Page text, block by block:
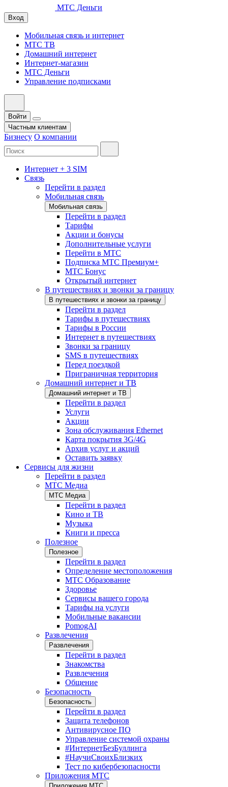
МТС Деньги
Вход
Мобильная связь и интернет
МТС ТВ
Домашний интернет
Интернет-магазин
МТС Деньги
Управление подписками
Войти
Частным клиентам
Бизнесу О компании
Интернет + 3 SIM
Связь
Перейти в раздел
Мобильная связь
Мобильная связь
Перейти в раздел
Тарифы
Акции и бонусы
Дополнительные услуги
Перейти в МТС
Подписка МТС Премиум+
МТС Бонус
Открытый интернет
В путешествиях и звонки за границу
В путешествиях и звонки за границу
Перейти в раздел
Тарифы в путешествиях
Тарифы в России
Интернет в путешествиях
Звонки за границу
SMS в путешествиях
Перед поездкой
Приграничная территория
Домашний интернет и ТВ
Домашний интернет и ТВ
Перейти в раздел
Услуги
Акции
Зона обслуживания Ethernet
Карта покрытия 3G/4G
Архив услуг и акций
Оставить заявку
Сервисы для жизни
Перейти в раздел
МТС Медиа
МТС Медиа
Перейти в раздел
Кино и ТВ
Музыка
Книги и пресса
Полезное
Полезное
Перейти в раздел
Определение местоположения
МТС Образование
Здоровье
Сервисы вашего города
Тарифы на услуги
Мобильные вакансии
PomogAI
Развлечения
Развлечения
Перейти в раздел
Знакомства
Развлечения
Общение
Безопасность
Безопасность
Перейти в раздел
Защита телефонов
Антивирусное ПО
Управление системой охраны
#ИнтернетБезБуллинга
#НаучиСвоихБлизких
Тест по кибербезопасности
Приложения МТС